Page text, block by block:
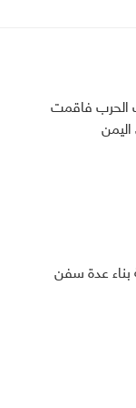
الحرب فاقمت
اليمن
بناء عدة سفن